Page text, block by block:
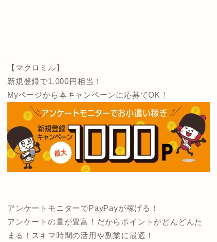
【マクロミル】
新規登録で1,000円相当！
Myページから本キャンペーンに応募でOK！
アンケートモニターでPayPayが稼げる！
アンケートの量が豊富！だからポイントがどんどんた
まる！スキマ時間の活用や副業に最適！